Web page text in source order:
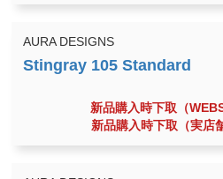
AURA DESIGNS
新品購入時下取（
新品購入時下取（実店